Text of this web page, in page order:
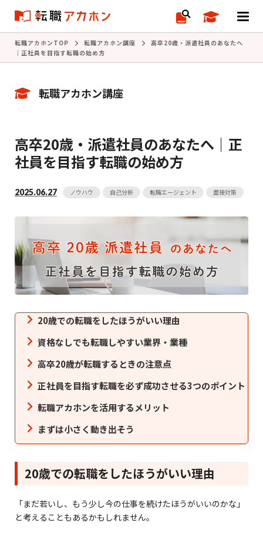
転職アカホンTOP 転職アカホン講座
高卒20歳・派遣社員のあなたへ
｜正社員を目指す転職の始め方
転職アカホン講座
高卒20歳・派遣社員のあなたへ｜正
社員を目指す転職の始め方
2025.06.27 ノウハウ 自己分析 転職エージェント 面接対策
20歳での転職をしたほうがいい理由
資格なしでも転職しやすい業界・業種
高卒20歳が転職するときの注意点
正社員を目指す転職を必ず成功させる3つのポイント
転職アカホンを活用するメリット
まずは小さく動き出そう
20歳での転職をしたほうがいい理由
「まだ若いし、もう少し今の仕事を続けたほうがいいのかな」
と考えることもあるかもしれません。